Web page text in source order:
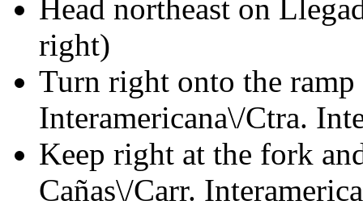
Head northeast on
right)
Turn right onto the
Interamericana\/Ctra.
Keep right at the fork
Cañas\/Carr.